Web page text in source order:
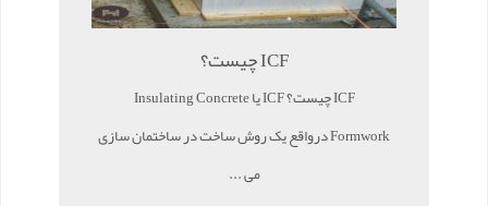
ICF چیست؟
ICF چیست؟ ICF یا Insulating Concrete
Formwork درواقع یک روش ساخت در ساختمان سازی
می ...